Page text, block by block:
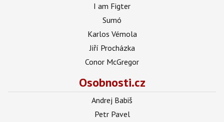
I am Figter
Sumó
Karlos Vémola
Jiří Procházka
Conor McGregor
Osobnosti.cz
Andrej Babiš
Petr Pavel